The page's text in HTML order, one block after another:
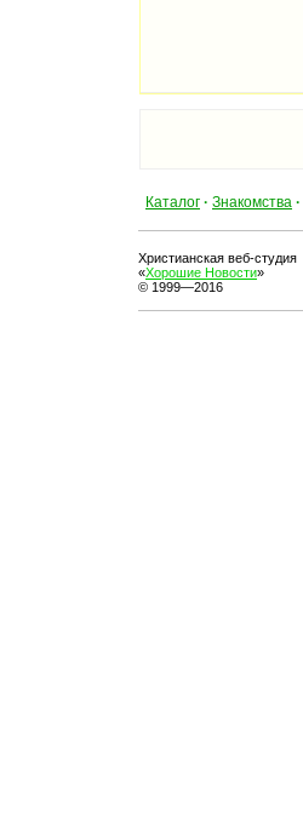
Каталог · Знакомства ·
Христианская веб-студия
«Хорошие Новости»
© 1999—2016